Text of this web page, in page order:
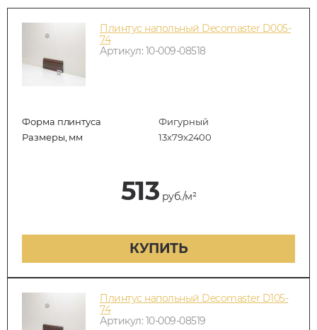
Плинтус напольный Decomaster D005-
74
Артикул: 10-009-08518
Форма плинтуса
Фигурный
Размеры, мм
13х79х2400
513 руб./м²
КУПИТЬ
Плинтус напольный Decomaster D105-
74
Артикул: 10-009-08519